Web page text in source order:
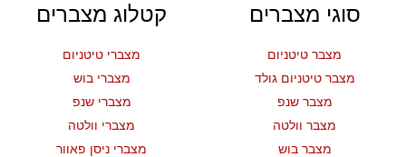
סוגי מצברים
מצבר טיטניום
מצבר טיטניום גולד
מצבר שנפ
מצבר וולטה
מצבר בוש
קטלוג מצברים
מצברי טיטניום
מצברי בוש
מצברי שנפ
מצברי וולטה
מצברי ניסן פאוור